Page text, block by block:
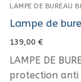
LAMPE DE BUREAU
Lampe de
139,00 €
LAMPE DE
protection anti